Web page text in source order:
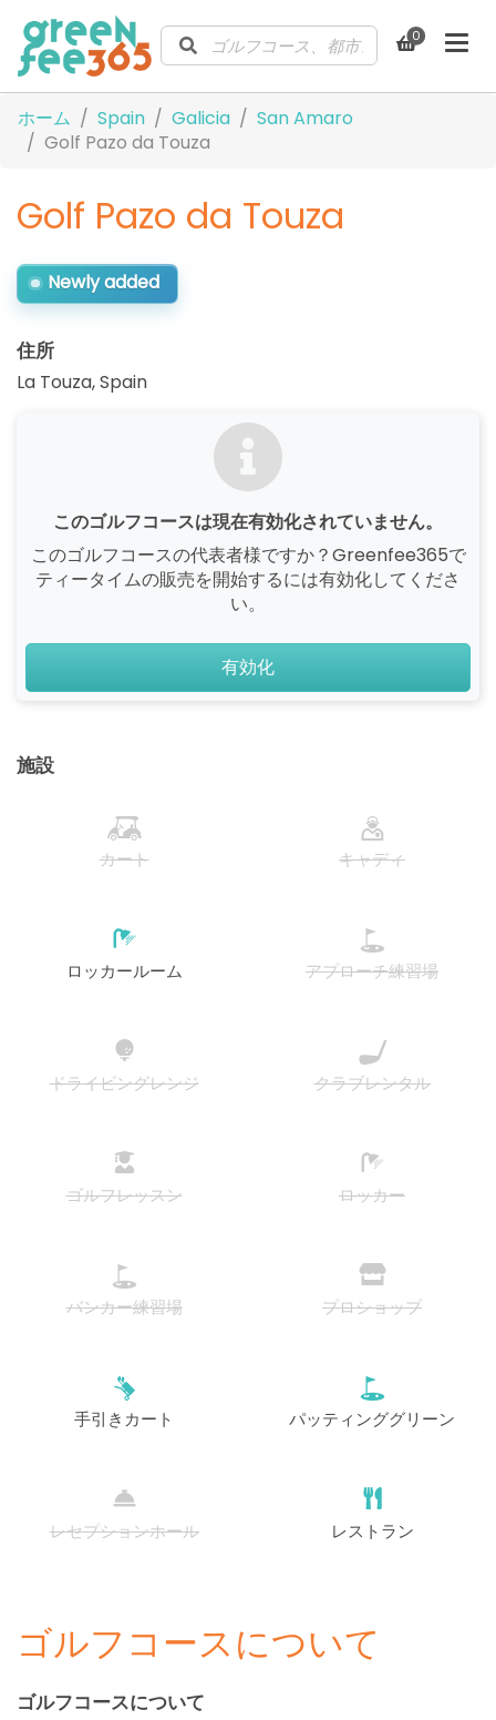
0
ホーム Spain Galicia
San Amaro
Golf Pazo da Touza
Golf Pazo da Touza
Newly added
住所
La Touza,Spain
このゴルフコースは現在有効化されていません。
このゴルフコースの代表者様ですか？Greenfee365で
ティータイムの販売を開始するには有効化してくださ
い。
有効化
施設
カート キャディ
ロッカールーム アプローチ練習場
ドライビングレンジ クラブレンタル
ゴルフレッスン ロッカー
バンカー練習場 プロショップ
手引きカート パッティンググリーン
レセプションホール レストラン
ゴルフコースについて
ゴルフコースについて